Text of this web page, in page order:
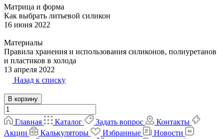
Матрица и форма
Как выбрать литьевой силикон
16 июня 2022
Материалы
Правила хранения и использования силиконов, полиуретанов
и пластиков в холода
13 апреля 2022
Назад к списку
В корзину
Главная Каталог Задать вопрос
Контакты
Акции
Калькуляторы Избранные
Новости